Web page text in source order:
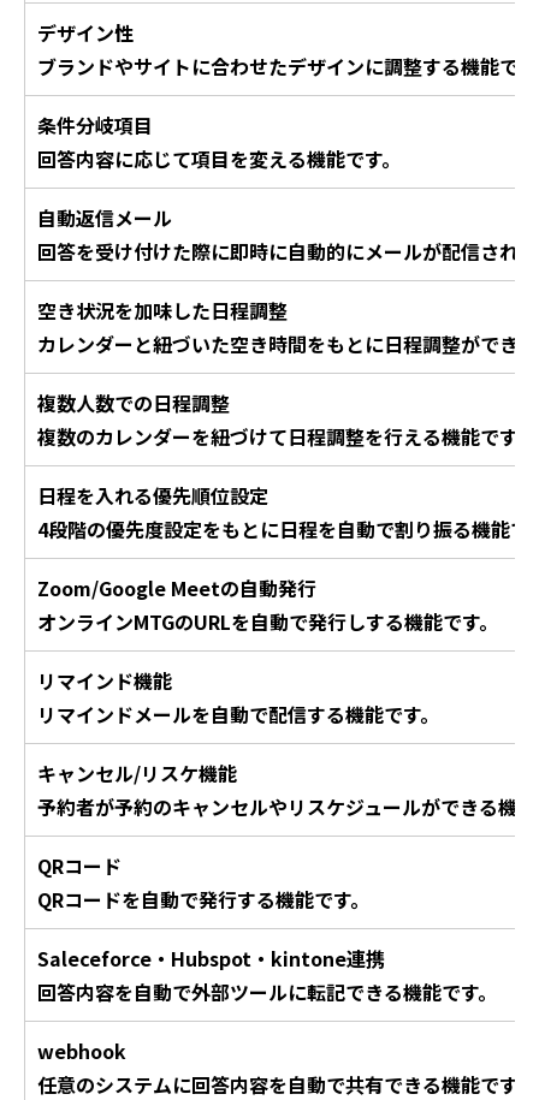
デザイン性
ブランドやサイトに合わせたデザインに調整する機能で
条件分岐項目
回答内容に応じて項目を変える機能です。
自動返信メール
回答を受け付けた際に即時に自動的にメールが配信され
空き状況を加味した日程調整
カレンダーと紐づいた空き時間をもとに日程調整ができ
複数人数での日程調整
複数のカレンダーを紐づけて日程調整を行える機能です。
日程を入れる優先順位設定
4段階の優先度設定をもとに日程を自動で割り振る機能で
Zoom/Google Meetの自動発行
オンラインMTGのURLを自動で発行しする機能です。
リマインド機能
リマインドメールを自動で配信する機能です。
キャンセル/リスケ機能
予約者が予約のキャンセルやリスケジュールができる機
QRコード
QRコードを自動で発行する機能です。
Saleceforce・Hubspot・kintone連携
回答内容を自動で外部ツールに転記できる機能です。
webhook
任意のシステムに回答内容を自動で共有できる機能です。